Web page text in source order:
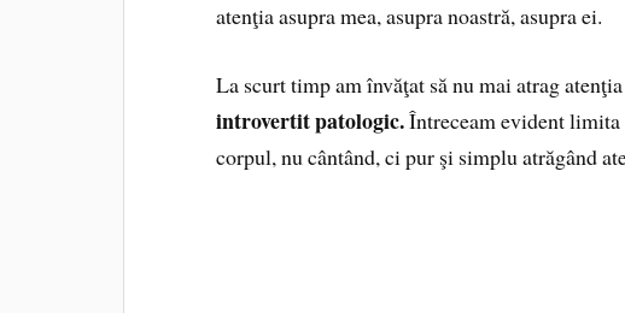
atenţia asupra mea, asupra noastră, asupra ei.
La scurt timp am învăţat să nu mai atrag
introvertit patologic.Întreceam evident
corpul, nu cântând, ci pur şi simplu atrăgând